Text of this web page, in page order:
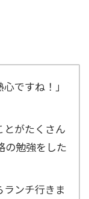
ですね！」
とがたくさん
の勉強をした
ランチ行きま